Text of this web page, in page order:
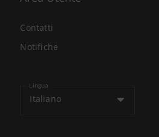
Contatti
Notifiche
Lingua
Italiano